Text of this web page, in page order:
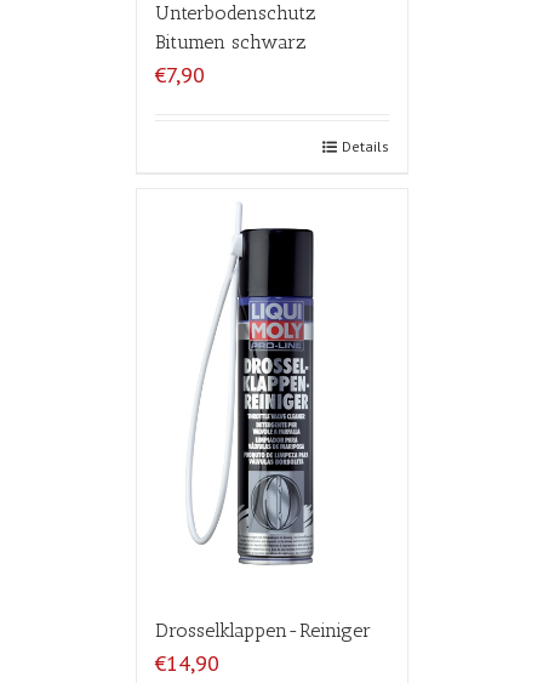
Unterbodenschutz
Bitumen schwarz
€7,90
Details
Drosselklappen-Reiniger
€14,90